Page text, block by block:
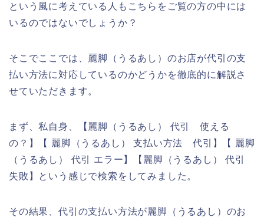
という風に考えている人もこちらをご覧の方の中には
いるのではないでしょうか？
そこでここでは、麗脚（うるあし）のお店が代引の支
払い方法に対応しているのかどうかを徹底的に解説さ
せていただきます。
まず、私自身、【麗脚（うるあし） 代引 使える
の？】【 麗脚（うるあし） 支払い方法 代引】【 麗脚
（うるあし） 代引 エラー】【麗脚（うるあし） 代引
失敗】という感じで検索をしてみました。
その結果、代引の支払い方法が麗脚（うるあし）のお